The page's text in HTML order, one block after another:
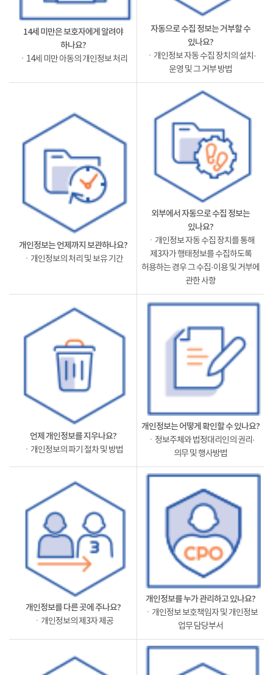
14세 미만은 보호자에게 알려야
하나요?
ㆍ14세 미만 아동의 개인정보 처리
자동으로 수집 정보는 거부할 수
있나요?
ㆍ개인정보 자동 수집 장치의 설치·
운영 및 그 거부 방법
개인정보는 언제까지 보관하나요?
ㆍ개인정보의 처리 및 보유 기간
외부에서 자동으로 수집 정보는
있나요?
ㆍ개인정보 자동 수집 장치를 통해
제3자가 행태정보를 수집하도록
허용하는 경우 그 수집·이용 및 거부에
관한 사항
언제 개인정보를 지우나요?
ㆍ개인정보의 파기 절차 및 방법
개인정보는 어떻게 확인할 수 있나요?
ㆍ정보주체와 법정대리인의 권리·
의무 및 행사방법
개인정보를 다른 곳에 주나요?
ㆍ개인정보의 제3자 제공
개인정보를 누가 관리하고 있나요?
ㆍ개인정보 보호책임자 및 개인정보
업무 담당부서